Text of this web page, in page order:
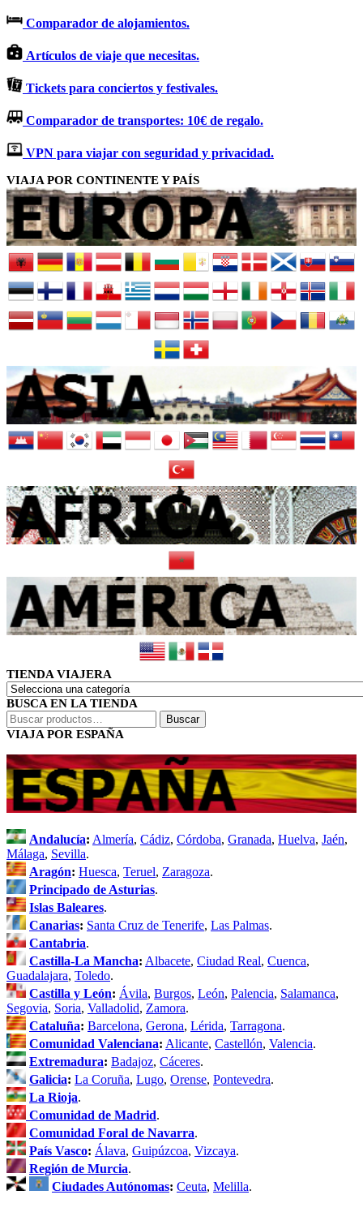
Comparador de alojamientos.
Artículos de viaje que necesitas.
Tickets para conciertos y festivales.
Comparador de transportes: 10€ de regalo.
VPN para viajar con seguridad y privacidad.
VIAJA POR CONTINENTE Y PAÍS
TIENDA VIAJERA
BUSCA EN LA TIENDA
Buscar
por:
Buscar
VIAJA POR ESPAÑA
Andalucía: Almería, Cádiz, Córdoba, Granada, Huelva, Jaén,
Málaga, Sevilla.
Aragón: Huesca, Teruel, Zaragoza.
Principado de Asturias.
Islas Baleares.
Canarias: Santa Cruz de Tenerife, Las Palmas.
Cantabria.
Castilla-La Mancha: Albacete, Ciudad Real, Cuenca,
Guadalajara, Toledo.
Castilla y León: Ávila, Burgos, León, Palencia, Salamanca,
Segovia, Soria, Valladolid, Zamora.
Cataluña: Barcelona, Gerona, Lérida, Tarragona.
Comunidad Valenciana: Alicante, Castellón, Valencia.
Extremadura: Badajoz, Cáceres.
Galicia: La Coruña, Lugo, Orense, Pontevedra.
La Rioja.
Comunidad de Madrid.
Comunidad Foral de Navarra.
País Vasco: Álava, Guipúzcoa, Vizcaya.
Región de Murcia.
Ciudades Autónomas: Ceuta, Melilla.